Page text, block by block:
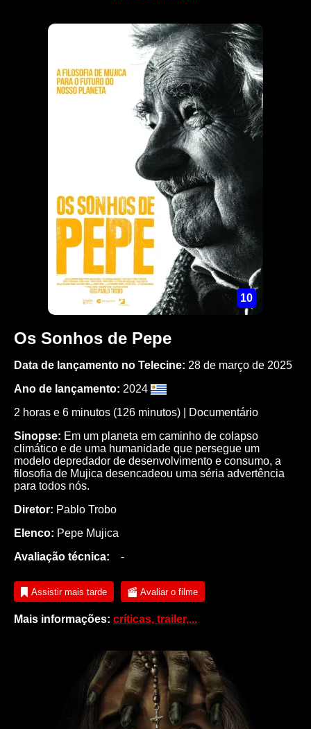
10
Os Sonhos de Pepe
Data de lançamento no Telecine: 28 de março de 2025
Ano de lançamento: 2024
2 horas e 6 minutos (126 minutos) |
Documentário
Sinopse: Em um planeta em caminho de colapso
climático e de uma humanidade que persegue um
modelo depredador de desenvolvimento e consumo, a
filosofia de Mujica desencadeou uma séria advertência
para todos nós.
Diretor: Pablo Trobo
Elenco: Pepe Mujica
Avaliação técnica:
-
Assistir mais tarde Avaliar o filme
Mais informações: críticas, trailer,...